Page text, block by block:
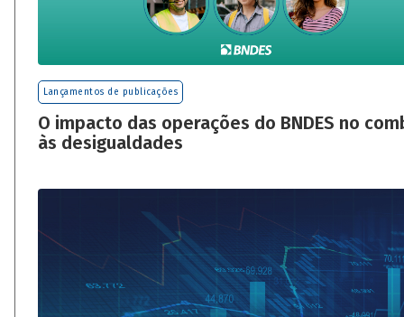
Lançamentos de publicações
O impacto das operações do BNDES no
às desigualdades